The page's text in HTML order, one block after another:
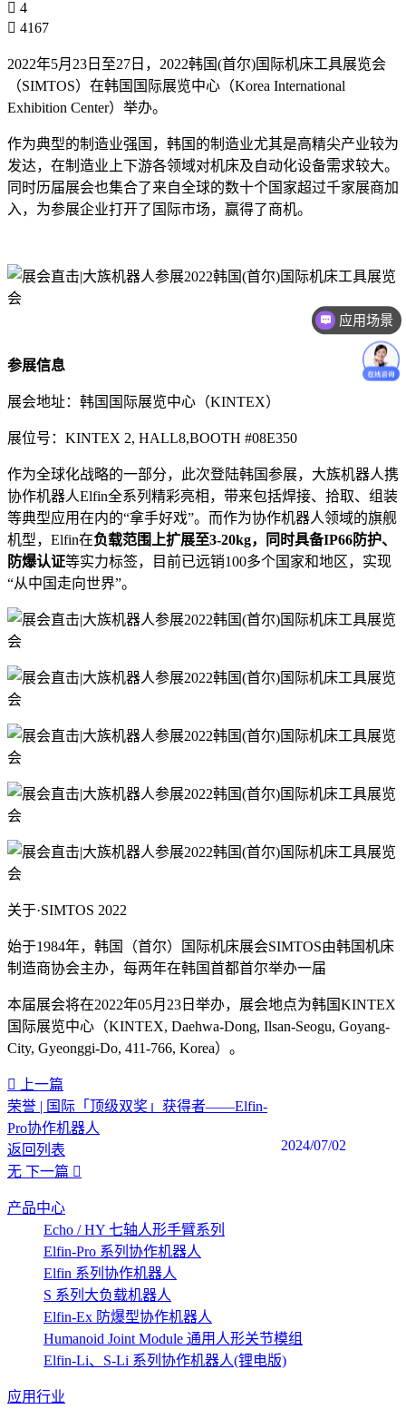
4
4167
2022年5月23日至27日，2022韩国(首尔)国际机床工具展览会
（SIMTOS）在韩国国际展览中心（Korea International
Exhibition Center）举办。
作为典型的制造业强国，韩国的制造业尤其是高精尖产业较为
发达，在制造业上下游各领域对机床及自动化设备需求较大。
同时历届展会也集合了来自全球的数十个国家超过千家展商加
入，为参展企业打开了国际市场，赢得了商机。
参展信息
展会地址：韩国国际展览中心（KINTEX）
展位号：KINTEX 2, HALL8,BOOTH #08E350
作为全球化战略的一部分，此次登陆韩国参展，大族机器人携
协作机器人Elfin全系列精彩亮相，带来包括焊接、拾取、组装
等典型应用在内的“拿手好戏”。而作为协作机器人领域的旗舰
机型，Elfin在负载范围上扩展至3-20kg，同时具备IP66防护、
防爆认证等实力标签，目前已远销100多个国家和地区，实现
“从中国走向世界”。
关于·SIMTOS 2022
始于1984年，韩国（首尔）国际机床展会SIMTOS由韩国机床
制造商协会主办，每两年在韩国首都首尔举办一届
本届展会将在2022年05月23日举办，展会地点为韩国KINTEX
国际展览中心（KINTEX, Daehwa-Dong, Ilsan-Seogu, Goyang-
City, Gyeonggi-Do, 411-766, Korea）。
上一篇
荣誉 | 国际「顶级双奖」获得者——Elfin-
Pro协作机器人
2024/07/02
返回列表
无 下一篇
产品中心
Echo / HY 七轴人形手臂系列
Elfin-Pro 系列协作机器人
Elfin 系列协作机器人
S 系列大负载机器人
Elfin-Ex 防爆型协作机器人
Humanoid Joint Module 通用人形关节模组
Elfin-Li、S-Li 系列协作机器人(锂电版)
应用行业
应用场景